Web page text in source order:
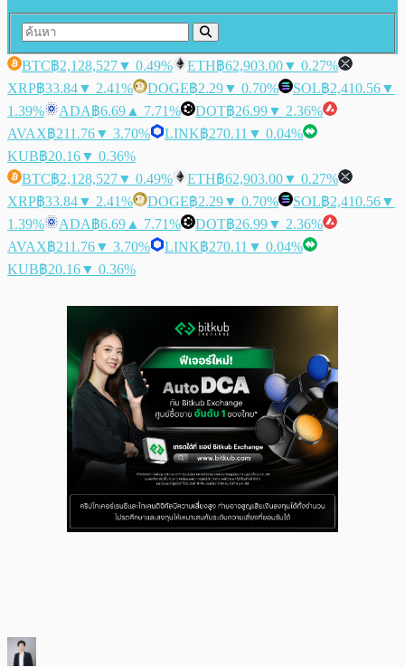
BTC฿2,128,527▼ 0.49% ETH฿62,903.00▼ 0.27%
XRP฿33.84▼ 2.41% DOGE฿2.29▼ 0.70% SOL฿2,410.56▼
1.39%
ADA฿6.69 ▲ 7.71% DOT฿26.99▼ 2.36%
AVAX฿211.76▼ 3.70% LINK฿270.11 ▼ 0.04%
KUB฿20.16▼ 0.36%
BTC฿2,128,527▼ 0.49% ETH฿62,903.00▼ 0.27%
XRP฿33.84▼ 2.41% DOGE฿2.29▼ 0.70% SOL฿2,410.56▼
1.39%
ADA฿6.69 ▲ 7.71% DOT฿26.99▼ 2.36%
AVAX฿211.76▼ 3.70% LINK฿270.11 ▼ 0.04%
KUB฿20.16▼ 0.36%